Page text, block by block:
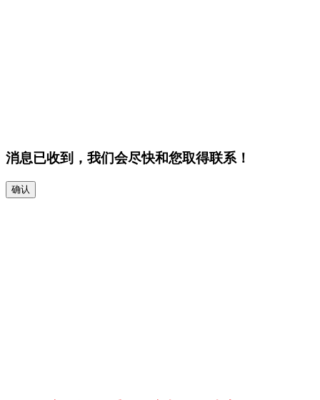
消息已收到，我们会尽快和您取得联系！
确认